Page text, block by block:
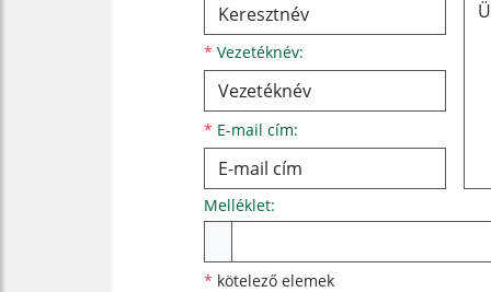
* Vezetéknév:
* E-mail cím:
Melléklet:
* kötelező elemek